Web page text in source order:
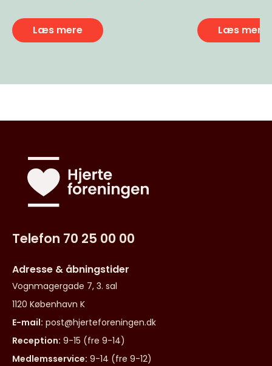
Læs mere Læs mere
Telefon 70 25 00 00
Adresse & åbningstider
Vognmagergade 7, 3. sal
1120 København K
E-mail: post@hjerteforeningen.dk
Reception: 9-15 (fre 9-14)
Medlemsservice: 9-14 (fre 9-12)